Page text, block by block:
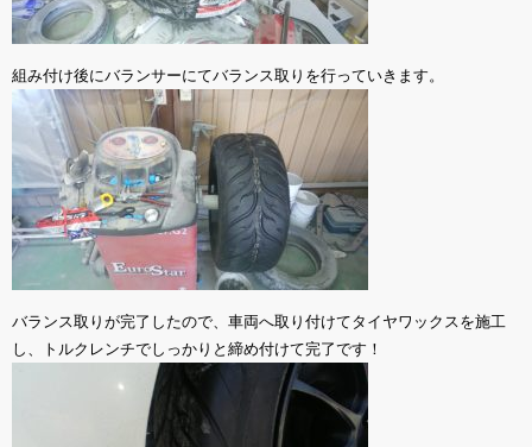
組み付け後にバランサーにてバランス取りを行っていきます。
バランス取りが完了したので、車両へ取り付けてタイヤワックスを施工
し、トルクレンチでしっかりと締め付けて完了です！